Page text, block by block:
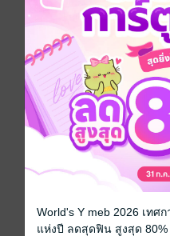
World's Y meb 2026 เทศ
แห่งปี ลดสุดฟิน สูงสุด 80%